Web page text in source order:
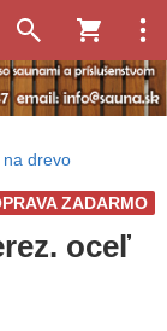
drevo
ZADARMO
oceľ